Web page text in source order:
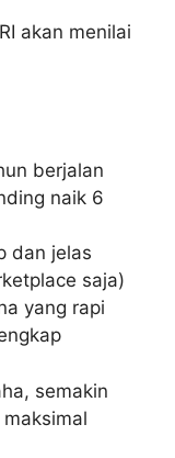
akan menilai
berjalan
naik 6
dan jelas
saja)
yang rapi
semakin